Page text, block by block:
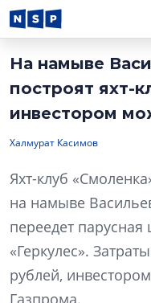
На намыве
построят яхт-
инвестором
Халмурат Касимов
Яхт-клуб
на намыве
переедет
«Геркулес».
рублей,
Газпрома.